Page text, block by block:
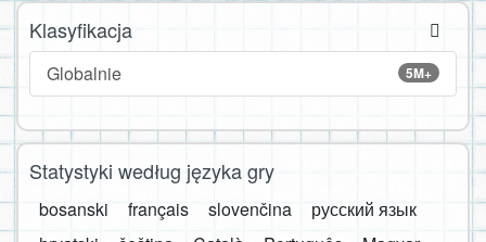
Klasyfikacja
5M+
Globalnie
Statystyki według języka gry
bosanski français slovenčina
русский язык